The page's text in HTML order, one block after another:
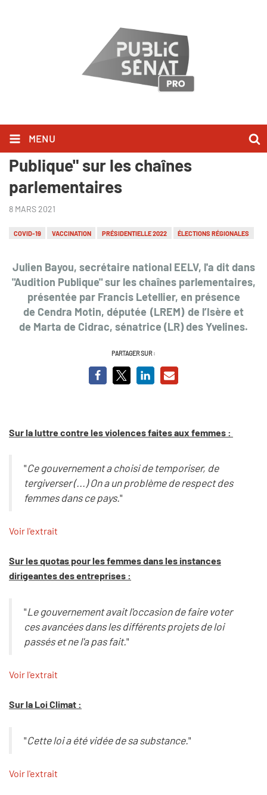
MENU
Julien Bayou l'a dit dans "Audition
Publique" sur les chaînes
parlementaires
8 MARS 2021
COVID-19 VACCINATION PRÉSIDENTIELLE 2022 ÉLECTIONS RÉGIONALES
Julien Bayou, secrétaire national EELV, l'a dit dans
"Audition Publique" sur les chaînes parlementaires,
présentée par Francis Letellier, en présence
de Cendra Motin, députée (LREM) de l’Isère et
de Marta de Cidrac, sénatrice (LR) des Yvelines.
PARTAGER SUR :
Sur la luttre contre les violences faites aux femmes :
"Ce gouvernement a choisi de temporiser, de
tergiverser (...) On a un problème de respect des
femmes dans ce pays."
Voir l'extrait
Sur les quotas pour les femmes dans les instances
dirigeantes des entreprises :
"Le gouvernement avait l'occasion de faire voter
ces avancées dans les différents projets de loi
passés et ne l'a pas fait."
Voir l'extrait
Sur la Loi Climat :
"Cette loi a été vidée de sa substance."
Voir l'extrait